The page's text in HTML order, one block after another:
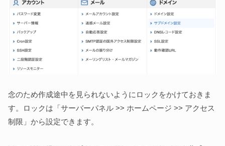
念のため作成途中を見られないようにロックをかけておきま
す。ロックは「サーバーパネル >> ホームページ >> アクセス
制限」から設定できます。